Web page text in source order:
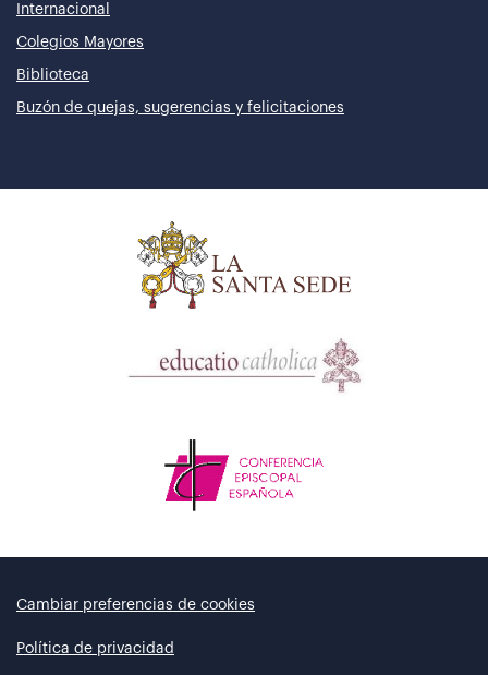
Internacional
Colegios Mayores
Biblioteca
Buzón de quejas, sugerencias y felicitaciones
Cambiar preferencias de cookies
Política de privacidad